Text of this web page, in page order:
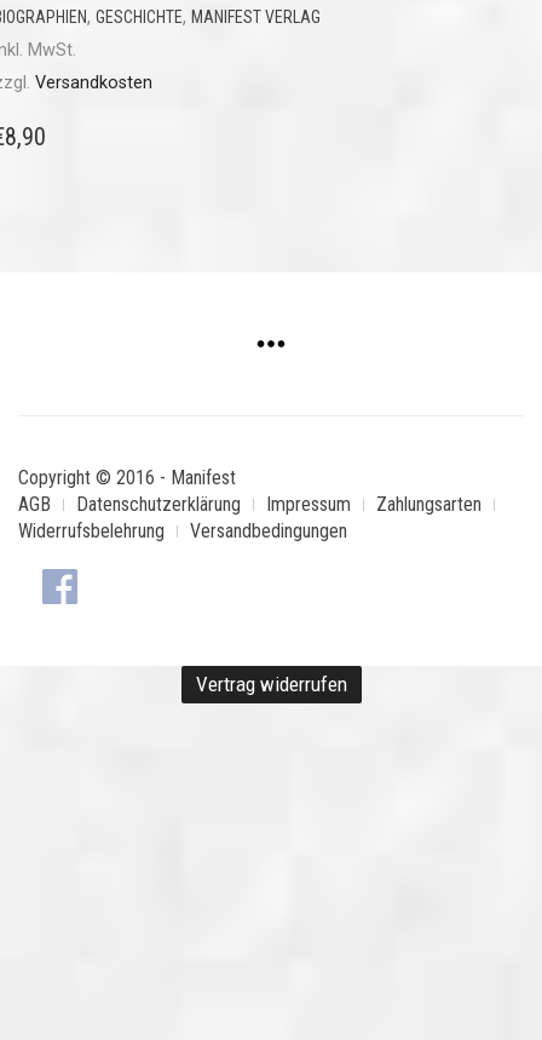
, GESCHICHTE, MANIFEST VERLAG
MwSt.
Versandkosten
8,90
Copyright © 2016 - Manifest
AGB
Datenschutzerklärung Impressum
Zahlungsarten
Widerrufsbelehrung
Versandbedingungen
Vertrag widerrufen